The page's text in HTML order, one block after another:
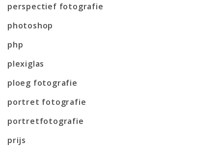
perspectief fotografie
photoshop
php
plexiglas
ploeg fotografie
portret fotografie
portretfotografie
prijs